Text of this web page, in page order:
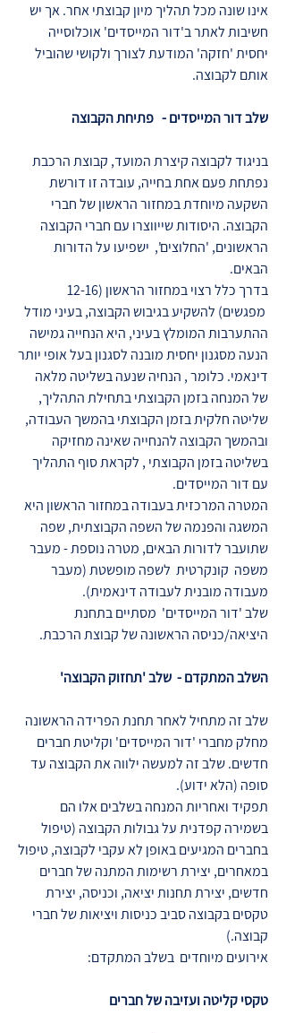
אינו שונה מכל תהליך מיון קבוצתי אחר. אך יש
חשיבות לאתר ב'דור המייסדים' אוכלוסייה
יחסית 'חזקה' המודעת לצורך ולקושי שהוביל
אותם לקבוצה.
שלב דור המייסדים - פתיחת הקבוצה
בניגוד לקבוצה קיצרת המועד, קבוצת הרכבת
נפתחת פעם אחת בחייה, עובדה זו דורשת
השקעה מיוחדת במחזור הראשון של חברי
הקבוצה. היסודות שייווצרו עם חברי הקבוצה
הראשונים, 'החלוצים', ישפיעו על הדורות
הבאים.
בדרך כלל רצוי במחזור הראשון (12-16
מפגשים) להשקיע בגיבוש הקבוצה, בעיני מודל
ההתערבות המומלץ בעיני, היא הנחייה גמישה
הנעה מסגנון יחסית מובנה לסגנון בעל אופי יותר
דינאמי. כלומר , הנחיה שנעה בשליטה מלאה
של המנחה בזמן הקבוצתי בתחילת התהליך,
שליטה חלקית בזמן הקבוצתי בהמשך העבודה,
ובהמשך הקבוצה להנחייה שאינה מחזיקה
בשליטה בזמן הקבוצתי , לקראת סוף התהליך
עם דור המייסדים.
המטרה המרכזית בעבודה במחזור הראשון היא
המשגה והפנמה של השפה הקבוצתית, שפה
שתועבר לדורות הבאים, מטרה נוספת - מעבר
משפה קונקרטית לשפה מופשטת (מעבר
מעבודה מובנית לעבודה דינאמית).
שלב 'דור המייסדים' מסתיים בתחנת
היציאה/כניסה הראשונה של קבוצת הרכבת.
השלב המתקדם - שלב 'תחזוק הקבוצה'
שלב זה מתחיל לאחר תחנת הפרידה הראשונה
מחלק מחברי 'דור המייסדים' וקליטת חברים
חדשים. שלב זה למעשה ילווה את הקבוצה עד
סופה (הלא ידוע).
תפקיד ואחריות המנחה בשלבים אלו הם
בשמירה קפדנית על גבולות הקבוצה (טיפול
בחברים המגיעים באופן לא עקבי לקבוצה, טיפול
במאחרים, יצירת רשימות המתנה של חברים
חדשים, יצירת תחנות יציאה, וכניסה, יצירת
טקסים בקבוצה סביב כניסות ויציאות של חברי
קבוצה.)
אירועים מיוחדים בשלב המתקדם:
טקסי קליטה ועזיבה של חברים